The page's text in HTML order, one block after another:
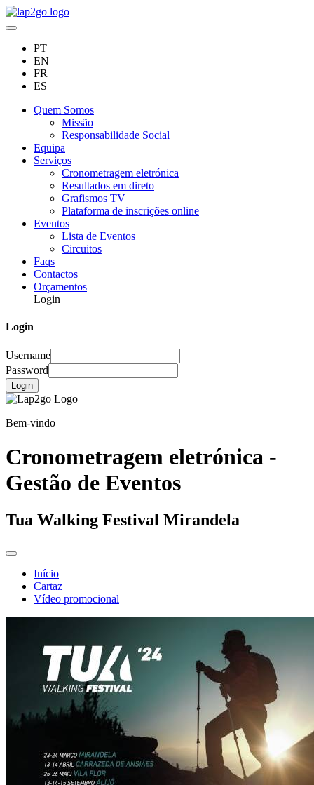
PT
EN
FR
ES
Quem Somos
Missão
Responsabilidade Social
Equipa
Serviços
Cronometragem eletrónica
Resultados em direto
Grafismos TV
Plataforma de inscrições online
Eventos
Lista de Eventos
Circuitos
Faqs
Contactos
Orçamentos
Login
Login
Username
Password
Login
Bem-vindo
Cronometragem eletrónica -
Gestão de Eventos
Tua Walking Festival Mirandela
Início
Cartaz
Vídeo promocional